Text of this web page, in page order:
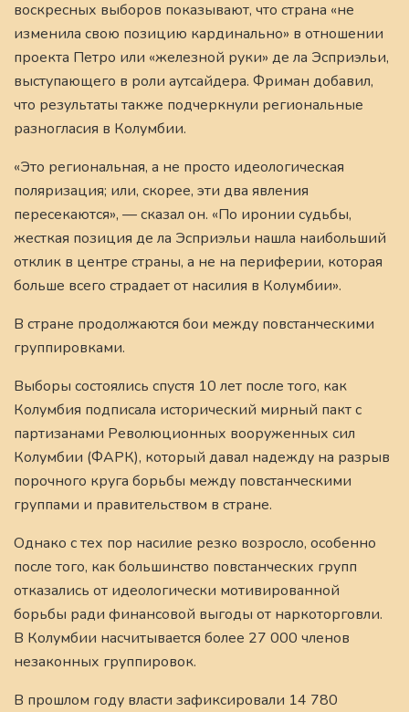
воскресных выборов показывают, что страна «не
изменила свою позицию кардинально» в отношении
проекта Петро или «железной руки» де ла Эсприэльи,
выступающего в роли аутсайдера. Фриман добавил,
что результаты также подчеркнули региональные
разногласия в Колумбии.
«Это региональная, а не просто идеологическая
поляризация; или, скорее, эти два явления
пересекаются», — сказал он. «По иронии судьбы,
жесткая позиция де ла Эсприэльи нашла наибольший
отклик в центре страны, а не на периферии, которая
больше всего страдает от насилия в Колумбии».
В стране продолжаются бои между повстанческими
группировками.
Выборы состоялись спустя 10 лет после того, как
Колумбия подписала исторический мирный пакт с
партизанами Революционных вооруженных сил
Колумбии (ФАРК), который давал надежду на разрыв
порочного круга борьбы между повстанческими
группами и правительством в стране.
Однако с тех пор насилие резко возросло, особенно
после того, как большинство повстанческих групп
отказались от идеологически мотивированной
борьбы ради финансовой выгоды от наркоторговли.
В Колумбии насчитывается более 27 000 членов
незаконных группировок.
В прошлом году власти зафиксировали 14 780